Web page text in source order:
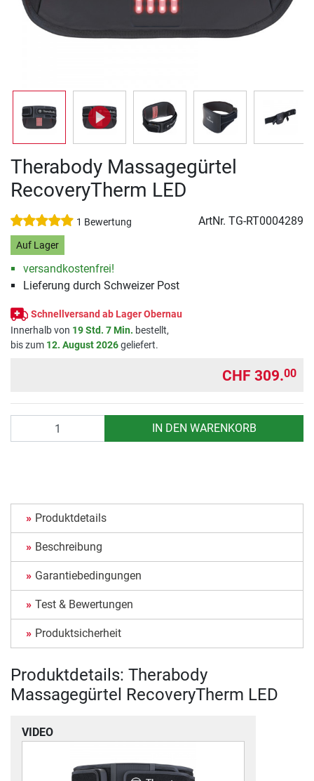
Therabody Massagegürtel
RecoveryTherm LED
1 Bewertung ArtNr. TG-RT0004289
Auf Lager
versandkostenfrei!
Lieferung durch Schweizer Post
Schnellversand ab Lager Obernau
Innerhalb von 19 Std. 7 Min. bestellt,
bis zum 12. August 2026geliefert.
CHF 309.00
IN DEN WARENKORB
Produktdetails
Beschreibung
Garantiebedingungen
Test & Bewertungen
Produktsicherheit
Produktdetails: Therabody
Massagegürtel RecoveryTherm LED
VIDEO